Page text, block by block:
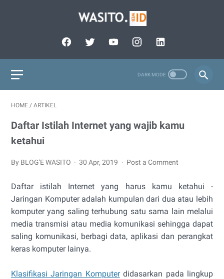
HOME / ARTIKEL
Daftar Istilah Internet yang wajib kamu
ketahui
By BLOG'E WASITO 30 Apr, 2019 Post a Comment
Daftar istilah Internet yang harus kamu ketahui -
Jaringan Komputer adalah kumpulan dari dua atau lebih
komputer yang saling terhubung satu sama lain melalui
media transmisi atau media komunikasi sehingga dapat
saling komunikasi, berbagi data, aplikasi dan perangkat
keras komputer lainya.
Klasifikasi Jaringan Komputerdidasarkan pada lingkup